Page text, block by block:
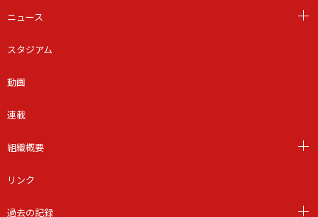
ニュース
スタジアム
動画
連載
組織概要
リンク
過去の記録